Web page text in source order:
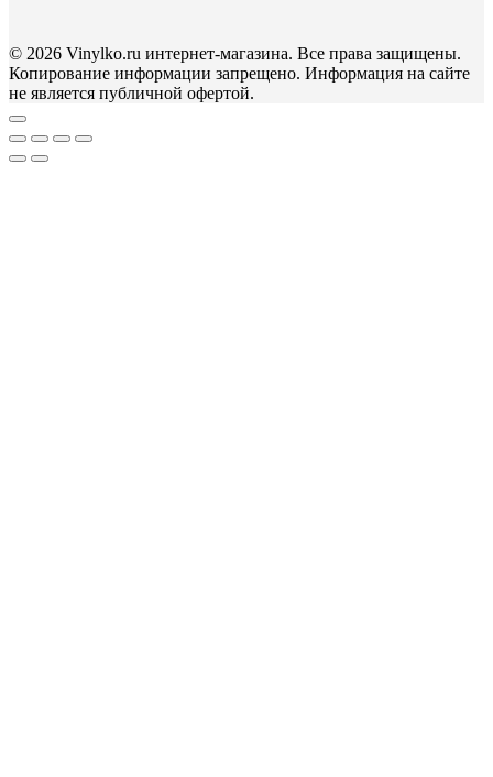
© 2026 Vinylko.ru интернет-магазина. Все права защищены.
Копирование информации запрещено. Информация на сайте
не является публичной офертой.